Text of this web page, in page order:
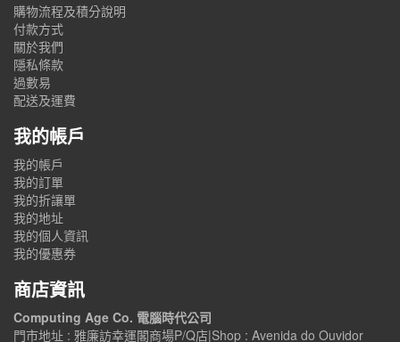
購物流程及積分說明
付款方式
關於我們
隱私條款
過數易
配送及運費
我的帳戶
我的帳戶
我的訂單
我的折讓單
我的地址
我的個人資訊
我的優惠券
商店資訊
Computing Age Co. 電腦時代公司
門市地址 : 雅廉訪幸運閣商場P/Q店|Shop : Avenida do Ouvidor